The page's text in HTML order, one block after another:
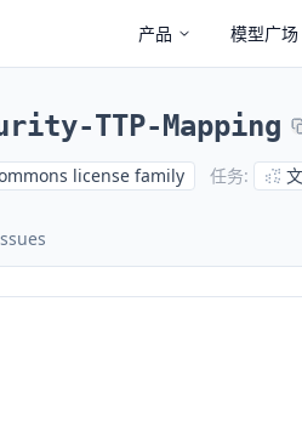
产品 模型广场
TTP-Mapping
license family 任务: